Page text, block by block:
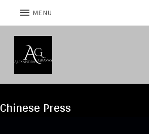
MENU
Chinese Press